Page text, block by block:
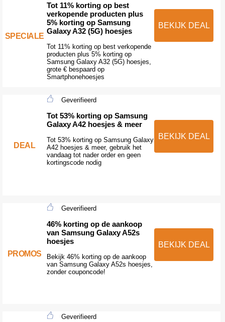
SPECIALE
Tot 11% korting op best
verkopende producten plus
5% korting op Samsung
Galaxy A32 (5G) hoesjes
Tot 11% korting op best verkopende
producten plus 5% korting op
Samsung Galaxy A32 (5G) hoesjes,
grote € bespaard op
Smartphonehoesjes
BEKIJK DEAL
DEAL
Geverifieerd
Tot 53% korting op Samsung
Galaxy A42 hoesjes & meer
Tot 53% korting op Samsung Galaxy
A42 hoesjes & meer, gebruik het
vandaag tot nader order en geen
kortingscode nodig
BEKIJK DEAL
PROMOS
Geverifieerd
46% korting op de aankoop
van Samsung Galaxy A52s
hoesjes
Bekijk 46% korting op de aankoop
van Samsung Galaxy A52s hoesjes,
zonder couponcode!
BEKIJK DEAL
Geverifieerd